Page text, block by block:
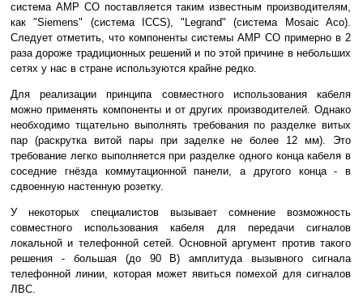
система AMP CO поставляется таким известным производителям,
как "Siemens" (система ICCS), "Legrand" (система Mosaic Aco).
Следует отметить, что компоненты системы АМР СО примерно в 2
раза дороже традиционных решений и по этой причине в небольших
сетях у нас в стране используются крайне редко.
Для реализации принципа совместного использования кабеля
можно применять компоненты и от других производителей. Однако
необходимо тщательно выполнять требования по разделке витых
пар (раскрутка витой пары при заделке не более 12 мм). Это
требование легко выполняется при разделке одного конца кабеля в
соседние гнёзда коммутационной панели, а другого конца - в
сдвоенную настенную розетку.
У некоторых специалистов вызывает сомнение возможность
совместного использования кабеля для передачи сигналов
локальной и телефонной сетей. Основной аргумент против такого
решения - большая (до 90 В) амплитуда вызывного сигнала
телефонной линии, которая может явиться помехой для сигналов
ЛВС.